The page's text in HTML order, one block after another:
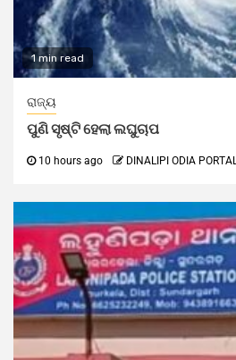
1 min read
ରାଜ୍ୟ
ପୁଣି ସୃଷ୍ଟି ହେଲା ଲଘୁଚାପ
10 hours ago DINALIPI ODIA PORTAL